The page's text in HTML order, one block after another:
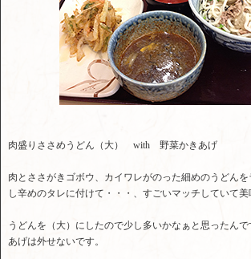
肉盛りささめうどん（大） with 野菜かきあげ
肉とささがきゴボウ、カイワレがのった細めのうどん
し辛めのタレに付けて・・・、すごいマッチしていて美
うどんを（大）にしたので少し多いかなぁと思ったん
あげは外せないです。